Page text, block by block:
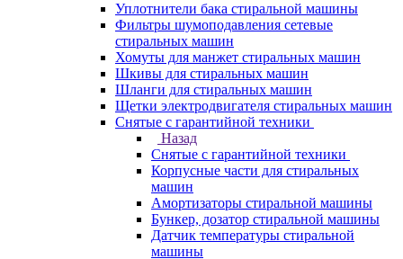
Уплотнители бака стиральной машины
Фильтры шумоподавления сетевые
стиральных машин
Хомуты для манжет стиральных машин
Шкивы для стиральных машин
Шланги для стиральных машин
Щетки электродвигателя стиральных машин
Снятые с гарантийной техники
Назад
Снятые с гарантийной техники
Корпусные части для стиральных
машин
Амортизаторы стиральной машины
Бункер, дозатор стиральной машины
Датчик температуры стиральной
машины